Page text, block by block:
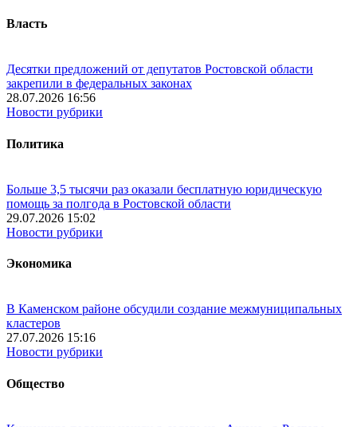
Власть
Десятки предложений от депутатов Ростовской области
закрепили в федеральных законах
28.07.2026 16:56
Новости рубрики
Политика
Больше 3,5 тысячи раз оказали бесплатную юридическую
помощь за полгода в Ростовской области
29.07.2026 15:02
Новости рубрики
Экономика
В Каменском районе обсудили создание межмуниципальных
кластеров
27.07.2026 15:16
Новости рубрики
Общество